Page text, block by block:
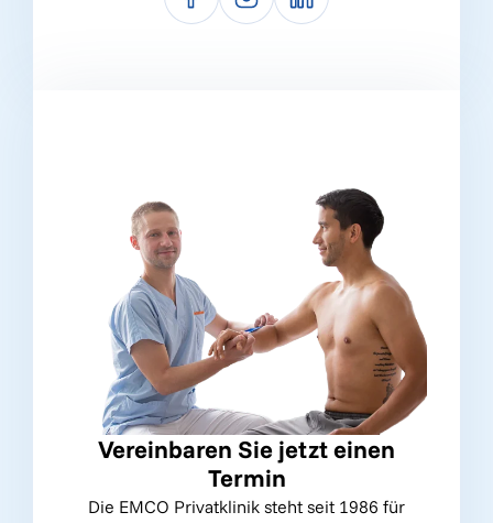
Vereinbaren Sie jetzt einen
Termin
Die EMCO Privatklinik steht seit 1986 für